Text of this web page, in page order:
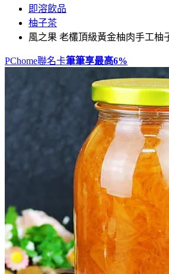
即溶飲品
柚子茶
風之果 老欉頂級黃金柚肉手工柚
PChome聯名卡筆筆享最高6%